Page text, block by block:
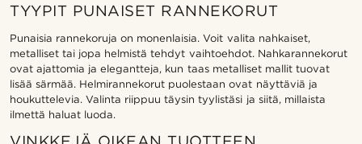
TYYPIT PUNAISET RANNEKORUT
Punaisia rannekoruja on monenlaisia. Voit valita nahkaiset,
metalliset tai jopa helmistä tehdyt vaihtoehdot. Nahkarannekorut
ovat ajattomia ja elegantteja, kun taas metalliset mallit tuovat
lisää särmää. Helmirannekorut puolestaan ovat näyttäviä ja
houkuttelevia. Valinta riippuu täysin tyylistäsi ja siitä, millaista
ilmettä haluat luoda.